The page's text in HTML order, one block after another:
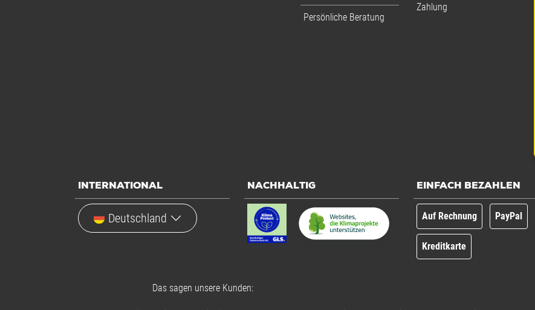
Persönliche Beratung
Zahlung
INTERNATIONAL
Deutschland
NACHHALTIG EINFACH BEZAHLEN
Auf Rechnung PayPal
Kreditkarte
Das sagen unsere Kunden: